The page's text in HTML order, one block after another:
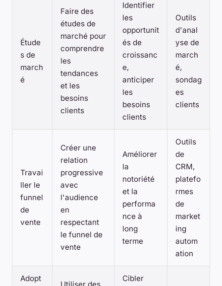
Étude
s de
march
é
Faire des
études de
marché pour
comprendre
les
tendances
et les
besoins
clients
Identifier
les
opportunit
és de
croissanc
e,
anticiper
les
besoins
clients
Outils
d'anal
yse de
march
é,
sondag
es
clients
Travai
ller le
funnel
de
vente
Créer une
relation
progressive
avec
l'audience
en
respectant
le funnel de
vente
Améliorer
la
notoriété
et la
performa
nce à
long
terme
Outils
de
CRM,
platefo
rmes
de
market
ing
autom
ation
Adopt Cibler